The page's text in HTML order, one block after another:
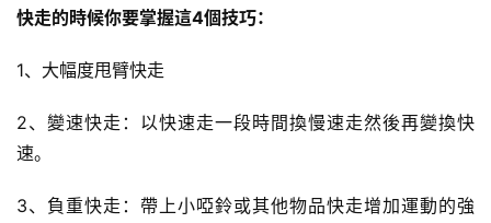
快走的時候你要掌握這4個技巧：
1、大幅度甩臂快走
2、變速快走：以快速走一段時間換慢速走然後再變換快
速。
3、負重快走：帶上小啞鈴或其他物品快走增加運動的強